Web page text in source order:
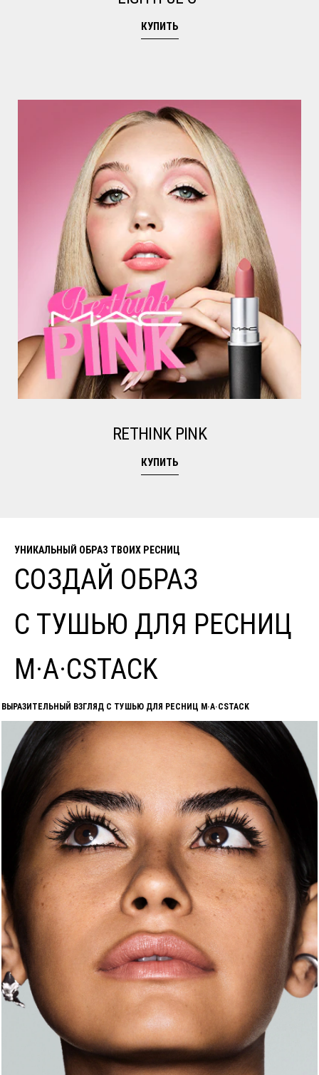
КУПИТЬ
RETHINK PINK
КУПИТЬ
УНИКАЛЬНЫЙ ОБРАЗ ТВОИХ РЕСНИЦ
СОЗДАЙ ОБРАЗ
С ТУШЬЮ ДЛЯ РЕСНИЦ
M·A·CSTACK
ВЫРАЗИТЕЛЬНЫЙ ВЗГЛЯД С ТУШЬЮ ДЛЯ РЕСНИЦ M·A·CSTACK